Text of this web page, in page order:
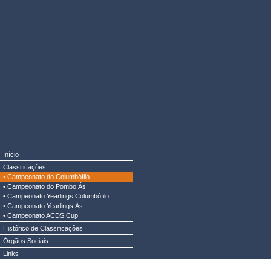
Início
Classificações
• Campeonato do Columbófilo
• Campeonato do Pombo Ás
• Campeonato Yearlings Columbófilo
• Campeonato Yearlings Ás
• Campeonato ACDS Cup
Histórico de Classificações
Órgãos Sociais
Links